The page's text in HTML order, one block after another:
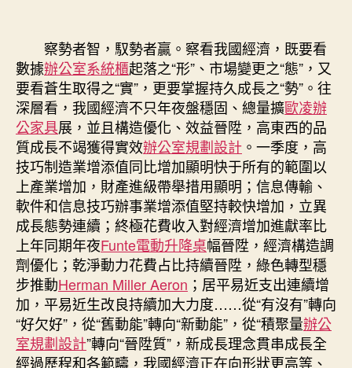
察勢者智，馭勢者贏。察看我國經濟，既要看
數據辦公室系統櫃起落之“形”、市場變更之“態”，又
要看蒼生取得之“實”，更要掌握持久成長之“勢”。往
深層看，我國經濟不只年夜盤穩固、總量擴歐凌辦
公家具展，並且構造優化、效益晉陞，高東西的品
質成長不竭獲得實效辦公室規劃設計 。一季度，高
技巧制造業增添值同比增加顯明快于所有的範圍以
上產業增加，財產進級帶舉措用顯明；信息傳輸、
軟件和信息技巧辦事業增添值堅持較快增加，立異
成長態勢連續；終極花費收入對經濟增加進獻率比
上年同期年夜Funte電動升降桌幅晉陞，經濟構造調
劑優化；乾淨動力花費占比持續晉陞，綠色轉型穩
步推動Herman Miller Aeron ；居平易近支出連續增
加，平易近生改良持續加大力度……從“有沒有”轉向
“好欠好”，從“舊動能”轉向“新動能”，從“積聚量辦公
室規劃設計”轉向“晉陞質”，新成長理念貫串成長全
經過歷程和各範疇，我國經濟正在向形狀更高等、